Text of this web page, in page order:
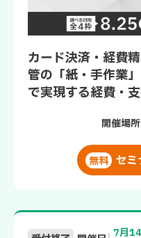
カード決済・経費
管の「紙・手作業
で実現する経費・
開催場所
無料 セ
7月